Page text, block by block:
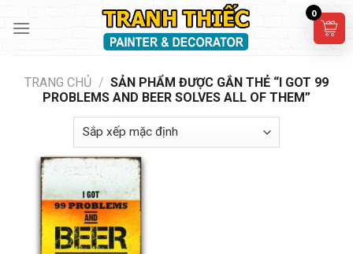
TRANG CHỦ / SẢN PHẨM ĐƯỢC GẮN THẺ “I GOT 99
PROBLEMS AND BEER SOLVES ALL OF THEM”
0